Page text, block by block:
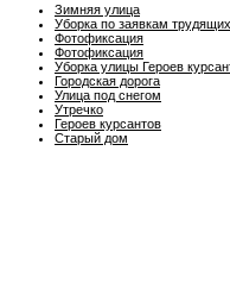
Зимняя улица
Уборка по заявкам
Фотофиксация
Фотофиксация
Уборка улицы Героев
Городская дорога
Улица под снегом
Утречко
Героев курсантов
Старый дом